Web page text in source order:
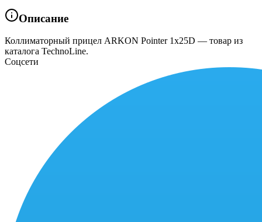
Описание
Коллиматорный прицел ARKON Pointer 1x25D — товар из
каталога TechnoLine.
Соцсети